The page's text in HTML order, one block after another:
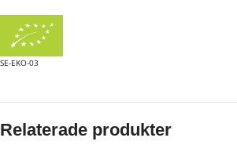
SE-EKO-03
Relaterade produkter